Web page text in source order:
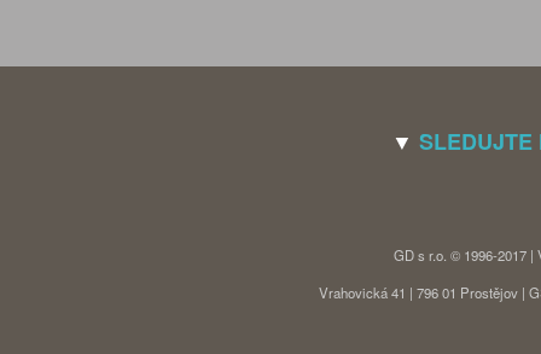
▼ SLEDUJTE
GD s r.o. © 1996-2017
Vrahovická 41 | 796 01 Prostějov |